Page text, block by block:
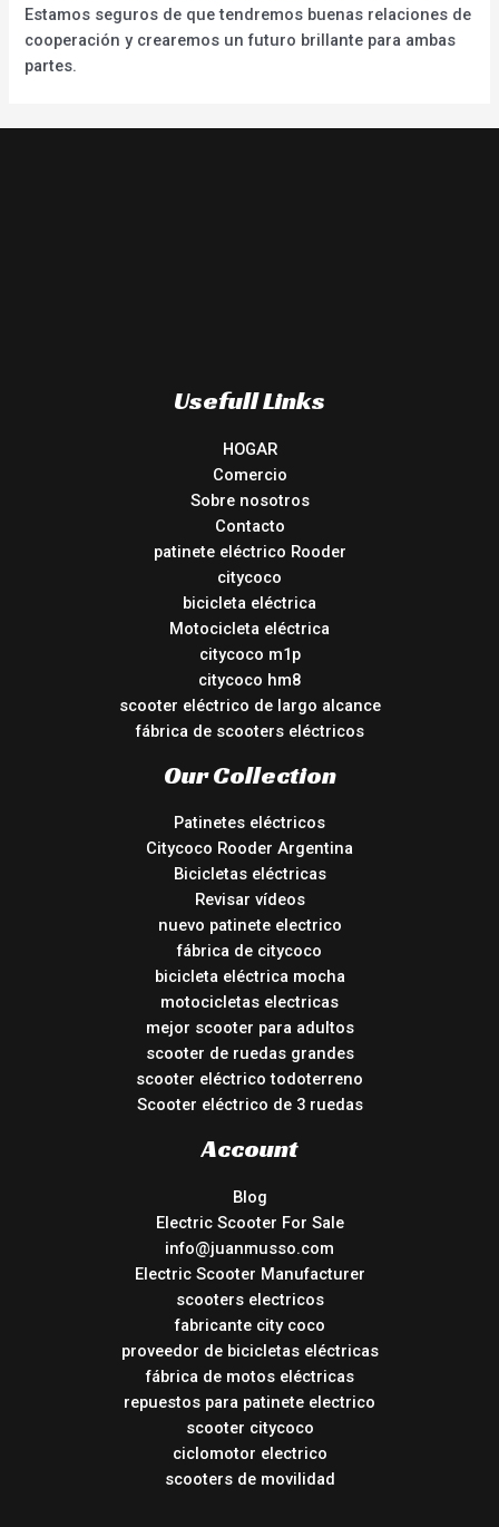
Estamos seguros de que tendremos buenas relaciones de
cooperación y crearemos un futuro brillante para ambas
partes.
Usefull Links
HOGAR
Comercio
Sobre nosotros
Contacto
patinete eléctrico Rooder
citycoco
bicicleta eléctrica
Motocicleta eléctrica
citycoco m1p
citycoco hm8
scooter eléctrico de largo alcance
fábrica de scooters eléctricos
Our Collection
Patinetes eléctricos
Citycoco Rooder Argentina
Bicicletas eléctricas
Revisar vídeos
nuevo patinete electrico
fábrica de citycoco
bicicleta eléctrica mocha
motocicletas electricas
mejor scooter para adultos
scooter de ruedas grandes
scooter eléctrico todoterreno
Scooter eléctrico de 3 ruedas
Account
Blog
Electric Scooter For Sale
info@juanmusso.com
Electric Scooter Manufacturer
scooters electricos
fabricante city coco
proveedor de bicicletas eléctricas
fábrica de motos eléctricas
repuestos para patinete electrico
scooter citycoco
ciclomotor electrico
scooters de movilidad